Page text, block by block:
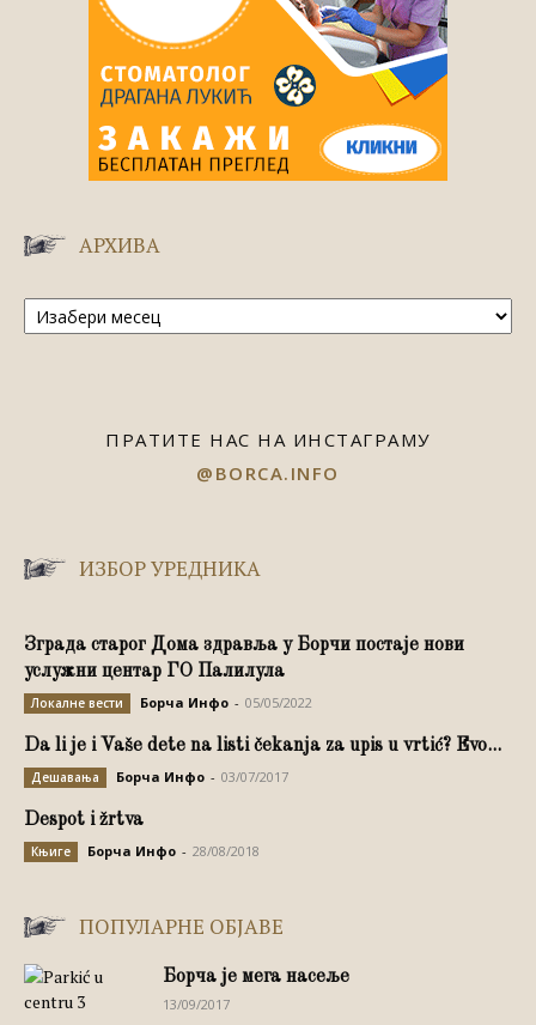
АРХИВА
Архива
ПРАТИТЕ НАС НА ИНСТАГРАМУ
@BORCA.INFO
ИЗБОР УРЕДНИКА
Зграда старог Дома здравља у Борчи постаје нови
услужни центар ГО Палилула
Локалне вести Борча Инфо - 05/05/2022
Da li je i Vaše dete na listi čekanja za upis u vrtić? Evo...
Дешавања Борча Инфо - 03/07/2017
Despot i žrtva
Књиге Борча Инфо - 28/08/2018
ПОПУЛАРНЕ ОБЈАВЕ
Борча је мега насеље
13/09/2017